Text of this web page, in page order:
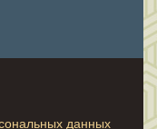
данных